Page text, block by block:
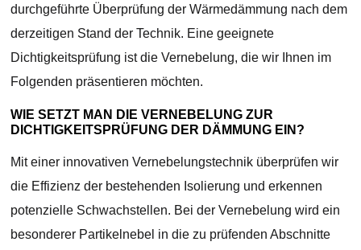
durchgeführte Überprüfung der Wärmedämmung nach dem
derzeitigen Stand der Technik. Eine geeignete
Dichtigkeitsprüfung ist die Vernebelung, die wir Ihnen im
Folgenden präsentieren möchten.
WIE SETZT MAN DIE VERNEBELUNG ZUR
DICHTIGKEITSPRÜFUNG DER DÄMMUNG EIN?
Mit einer innovativen Vernebelungstechnik überprüfen wir
die Effizienz der bestehenden Isolierung und erkennen
potenzielle Schwachstellen. Bei der Vernebelung wird ein
besonderer Partikelnebel in die zu prüfenden Abschnitte